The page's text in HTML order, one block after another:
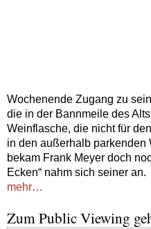
Wochenende Zugang zu
die in der Bannmeile des
Weinflasche, die nicht für
in den außerhalb parkenden
bekam Frank Meyer doch
Ecken“ nahm sich seiner an.
mehr…
Zum Public Viewing